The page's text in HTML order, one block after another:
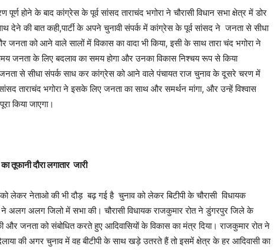
होने के बाद कांग्रेस के पूर्व सांसद ताराचंद भगोरा ने चौरासी विधान सभा क्षेत्र में डोर
देने की बात कही,पार्टी के अपने चुनावी संपर्क में कांग्रेस के पूर्व सांसद ने जनता से सीधा
को आने वाले सालों में विकास का वादा भी किया, इसी के साथ तारा चंद भगोरा ने
जनता के लिए बदलाव का समय होगा और उनका विकास निश्चय रूप से किया
जनता से सीधा संपर्क साध कर कांग्रेस को आने वाले पंचायत राज चुनाव के दूसरे चरण में
ताराचंद भगोरा ने इसके लिए जनता का साथ और समर्थन मांगा, और उन्हें विश्वास
किया जाएगा।
तूफानी दौरा लगातार जारी
लेकर नेताओ की भी दौड़ बढ़ गई है चुनाव को लेकर बिटीपी के चौरासी विधायक
ने अलग अलग जिलो में सभा की। चौरासी विधायक राजकुमार रोत ने डुंगरपुर जिले के
जनता को संबोधित करते हुए आदिवासियों के विकास का मंत्र दिया। राजकुमार रोत ने
की अगर चुनाव में वह बीटीपी के साथ खड़े उतरते हैं तो इसमें क्षेत्र के हर आदिवासी का